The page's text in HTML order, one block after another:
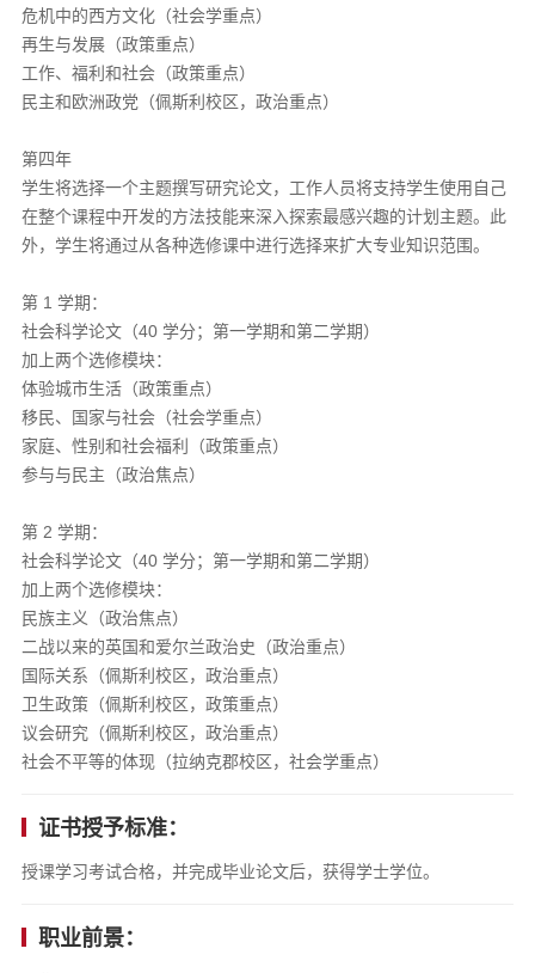
危机中的西方文化（社会学重点）
再生与发展（政策重点）
工作、福利和社会（政策重点）
民主和欧洲政党（佩斯利校区，政治重点）
第四年
学生将选择一个主题撰写研究论文，工作人员将支持学生使用自己
在整个课程中开发的方法技能来深入探索最感兴趣的计划主题。此
外，学生将通过从各种选修课中进行选择来扩大专业知识范围。
第 1 学期：
社会科学论文（40 学分；第一学期和第二学期）
加上两个选修模块：
体验城市生活（政策重点）
移民、国家与社会（社会学重点）
家庭、性别和社会福利（政策重点）
参与与民主（政治焦点）
第 2 学期：
社会科学论文（40 学分；第一学期和第二学期）
加上两个选修模块：
民族主义（政治焦点）
二战以来的英国和爱尔兰政治史（政治重点）
国际关系（佩斯利校区，政治重点）
卫生政策（佩斯利校区，政策重点）
议会研究（佩斯利校区，政治重点）
社会不平等的体现（拉纳克郡校区，社会学重点）
证书授予标准：
授课学习考试合格，并完成毕业论文后，获得学士学位。
职业前景：